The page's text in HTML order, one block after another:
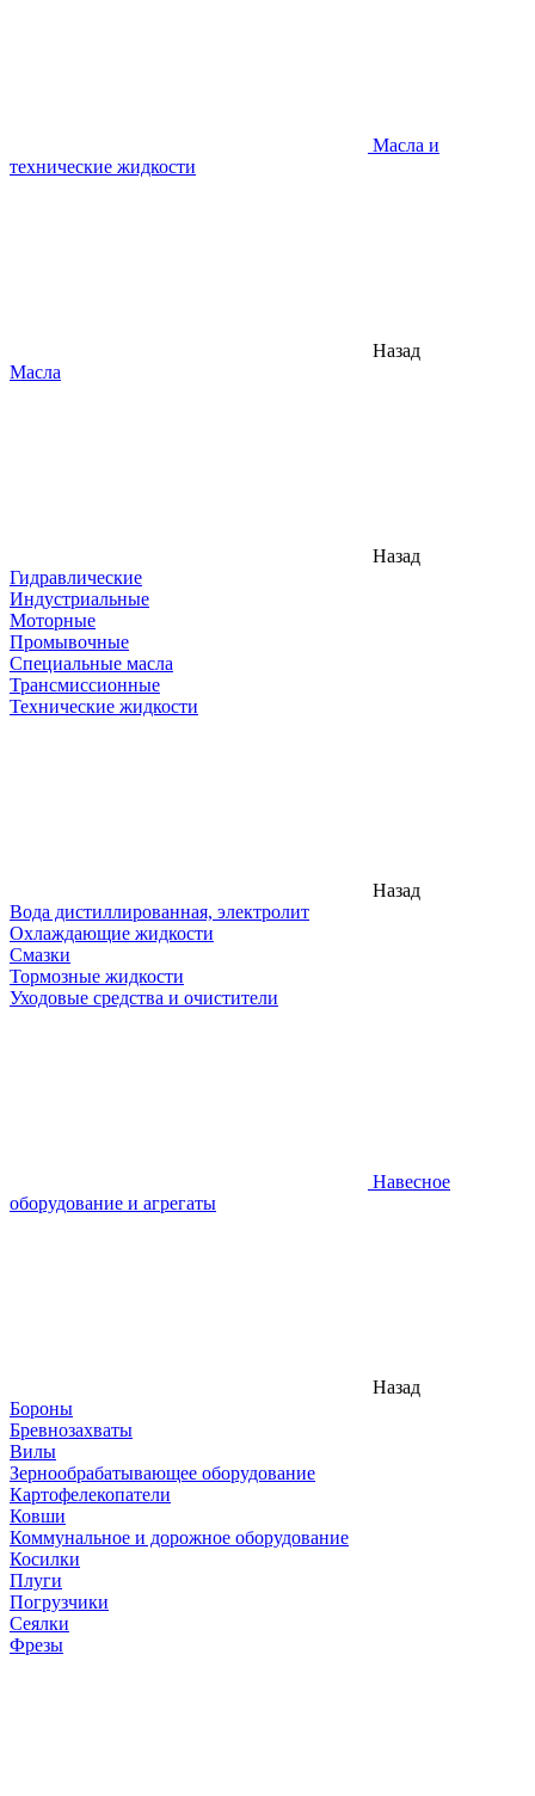
Масла и
технические жидкости
Назад
Масла
Назад
Гидравлические
Индустриальные
Моторные
Промывочные
Специальные масла
Трансмиссионные
Технические жидкости
Назад
Вода дистиллированная, электролит
Охлаждающие жидкости
Смазки
Тормозные жидкости
Уходовые средства и очистители
Навесное
оборудование и агрегаты
Назад
Бороны
Бревнозахваты
Вилы
Зернообрабатывающее оборудование
Картофелекопатели
Ковши
Коммунальное и дорожное оборудование
Косилки
Плуги
Погрузчики
Сеялки
Фрезы